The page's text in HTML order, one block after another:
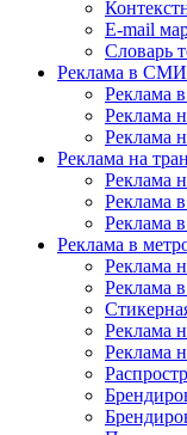
E-mail
Словарь
Реклама в СМИ
Реклама
Реклама
Реклама
Реклама на
Реклама
Реклама
Реклама
Реклама в
Реклама
Реклама
Реклама
Реклама